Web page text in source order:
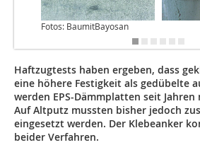
Fotos: BaumitBayosan
Haftzugtests haben ergeben, dass
eine höhere Festigkeit als gedübelte
werden EPS-Dämmplatten seit
Auf Altputz mussten bisher jedoch
eingesetzt werden. Der Klebeanker
beider Verfahren.